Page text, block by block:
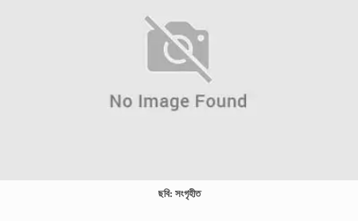
ছবি: সংগৃহীত